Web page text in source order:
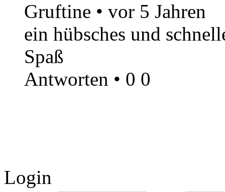
Gruftine • vor 5 Jahren
ein hübsches und
Spaß
Antworten • 0 0
Login